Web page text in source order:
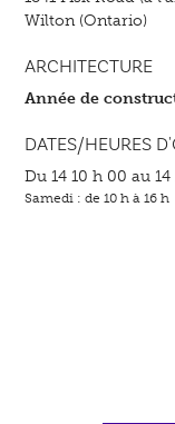
Wilton (Ontario)
ARCHITECTURE
Année de
DATES/HEURES
Du 14 10 h 00 au 14
Samedi : de 10 h à 16 h